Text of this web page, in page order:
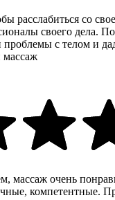
расслабиться со
своего дела.
с телом и
массаж
массаж очень
компетентные.